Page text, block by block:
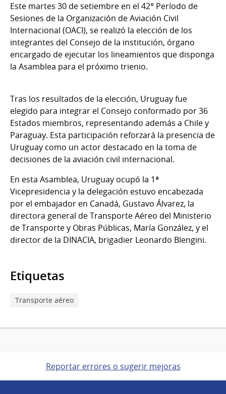
Este martes 30 de setiembre en el 42° Período de
Sesiones de la Organización de Aviación Civil
Internacional (OACI), se realizó la elección de los
integrantes del Consejo de la institución, órgano
encargado de ejecutar los lineamientos que disponga
la Asamblea para el próximo trienio.
Tras los resultados de la elección, Uruguay fue
elegido para integrar el Consejo conformado por 36
Estados miembros, representando además a Chile y
Paraguay. Esta participación reforzará la presencia de
Uruguay como un actor destacado en la toma de
decisiones de la aviación civil internacional.
En esta Asamblea, Uruguay ocupó la 1ª
Vicepresidencia y la delegación estuvo encabezada
por el embajador en Canadá, Gustavo Álvarez, la
directora general de Transporte Aéreo del Ministerio
de Transporte y Obras Públicas, María González, y el
director de la DINACIA, brigadier Leonardo Blengini.
Etiquetas
Transporte aéreo
Reportar errores o sugerir mejoras